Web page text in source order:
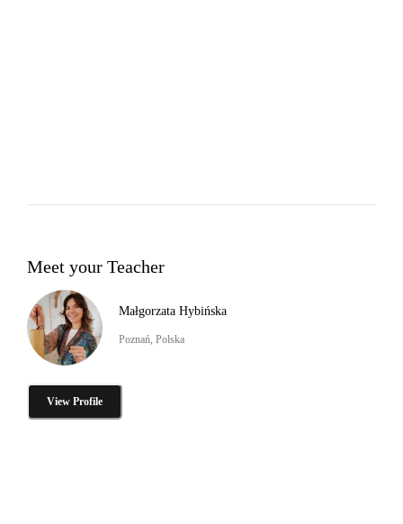
Meet your Teacher
Małgorzata Hybińska
Poznań, Polska
View Profile